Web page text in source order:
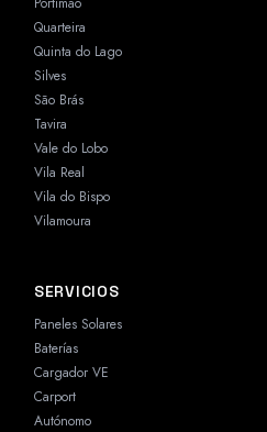
Quarteira
Quinta do Lago
Silves
São Brás
Tavira
Vale do Lobo
Vila Real
Vila do Bispo
Vilamoura
SERVICIOS
Paneles Solares
Baterías
Cargador VE
Carport
Autónomo